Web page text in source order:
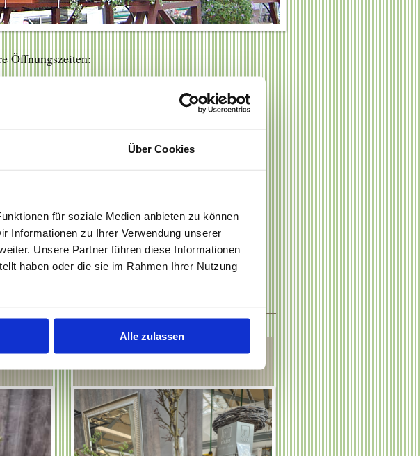
Über Cookies
für soziale Medien anbieten zu können
Informationen zu Ihrer Verwendung unserer
Unsere Partner führen diese Informationen
haben oder die sie im Rahmen Ihrer Nutzung
Alle zulassen
Öffnungszeiten:
Erlebnis" der besonderen Art.
eine große Auswahl an Pflanzen
- undGeschenkartikelabteilung.
Anzuchten und Produktionen.
Geschenkartikel